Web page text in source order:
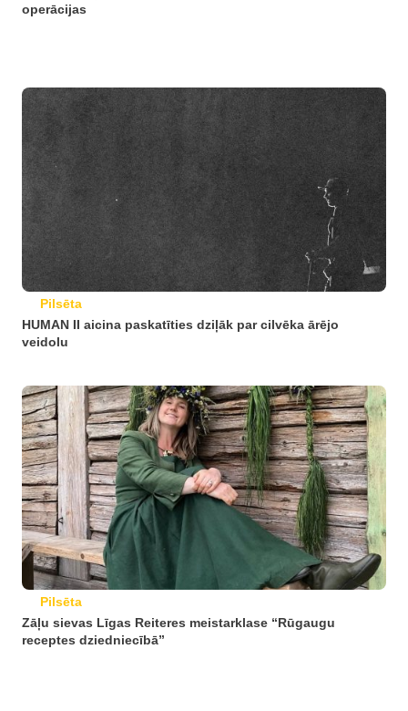
operācijas
Pilsēta
HUMAN II aicina paskatīties dziļāk par cilvēka ārējo
veidolu
Pilsēta
Zāļu sievas Līgas Reiteres meistarklase “Rūgaugu
receptes dziedniecībā”